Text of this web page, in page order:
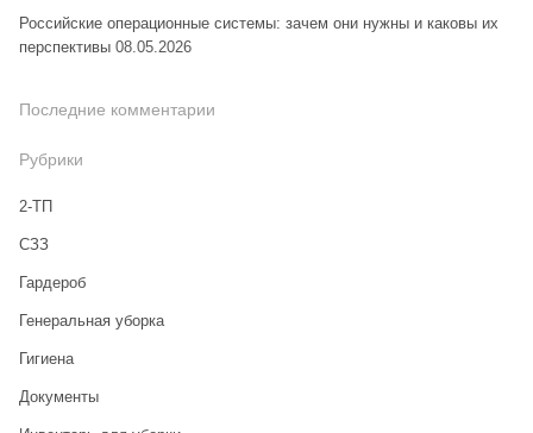
Российские операционные системы: зачем они нужны и каковы их
перспективы 08.05.2026
Последние комментарии
Рубрики
2-ТП
CЗЗ
Гардероб
Генеральная уборка
Гигиена
Документы